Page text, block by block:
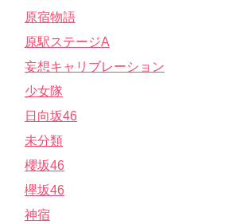
原宿物語
原駅ステージA
妄想キャリブレーション
少女隊
日向坂46
未分類
櫻坂46
欅坂46
神宿